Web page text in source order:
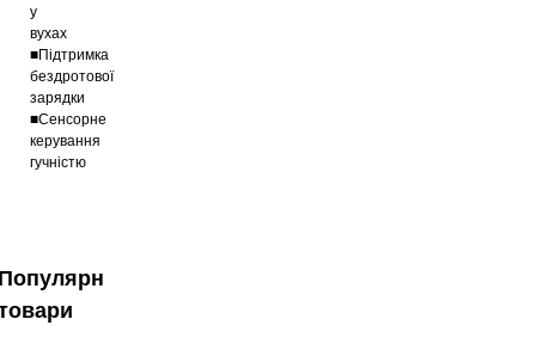
у
вухах
■Підтримка
бездротової
зарядки
■Сенсорне
керування
гучністю